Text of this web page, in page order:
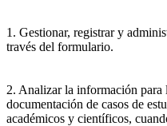
1. Gestionar, registrar y
través del formulario.
2. Analizar la información para
documentación de casos de
académicos y científicos,